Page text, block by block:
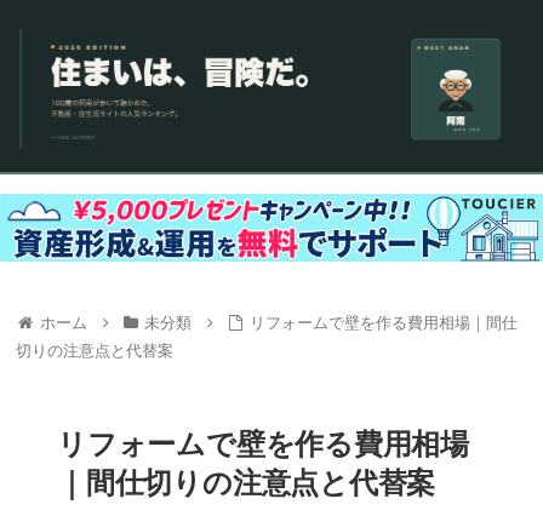
ホーム 未分類
リフォームで壁を作る費用相場｜間仕
切りの注意点と代替案
リフォームで壁を作る費用相場
｜間仕切りの注意点と代替案